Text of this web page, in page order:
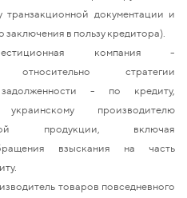
транзакционной документации и
в пользу кредитора).
компания -
относительно стратегии
задолженности - по кредиту,
украинскому производителю
продукции, включая
взыскания на часть
товаров повседневного